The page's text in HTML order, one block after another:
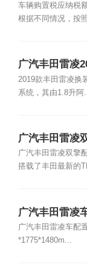
车辆购置税应纳税
根据不同情况，按
广汽丰田雷凌
2019款丰田雷凌换
系统，其由1.8升阿...
广汽丰田雷凌
广汽丰田雷凌双擎
搭载了丰田最新的
广汽丰田雷凌
广汽丰田雷凌车配
*1775*1480m...